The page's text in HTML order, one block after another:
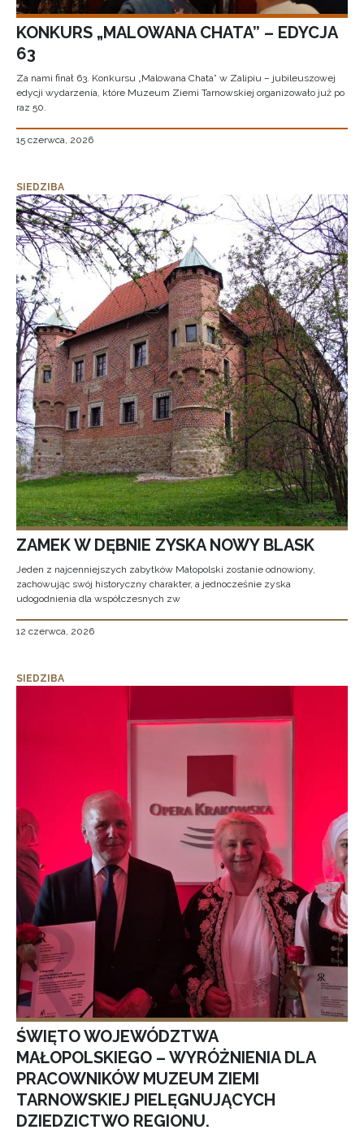
KONKURS „MALOWANA CHATA” – EDYCJA
63
Za nami finał 63. Konkursu „Malowana Chata” w Zalipiu – jubileuszowej
edycji wydarzenia, które Muzeum Ziemi Tarnowskiej organizowało już po
raz 50.
15 czerwca, 2026
SIEDZIBA
ZAMEK W DĘBNIE ZYSKA NOWY BLASK
Jeden z najcenniejszych zabytków Małopolski zostanie odnowiony,
zachowując swój historyczny charakter, a jednocześnie zyska
udogodnienia dla współczesnych zw
12 czerwca, 2026
SIEDZIBA
ŚWIĘTO WOJEWÓDZTWA
MAŁOPOLSKIEGO – WYRÓŻNIENIA DLA
PRACOWNIKÓW MUZEUM ZIEMI
TARNOWSKIEJ PIELĘGNUJĄCYCH
DZIEDZICTWO REGIONU.